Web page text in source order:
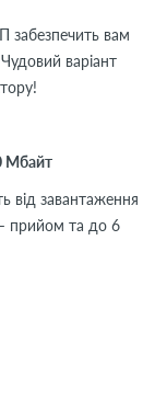
забезпечить вам
варіант
Мбайт
від завантаження
прийом та до 6